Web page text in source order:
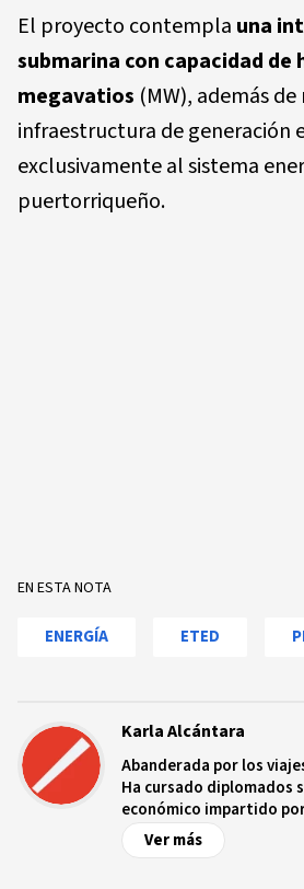
El proyecto contempla una
submarina con capacidad de
megavatios (MW), además de
infraestructura de generación
exclusivamente al sistema
puertorriqueño.
EN ESTA NOTA
ENERGÍA ETED
Karla Alcántara
Abanderada por los
Ha cursado diplomados
económico impartido
periodismo de
Tecnológico de Santo
Ver más